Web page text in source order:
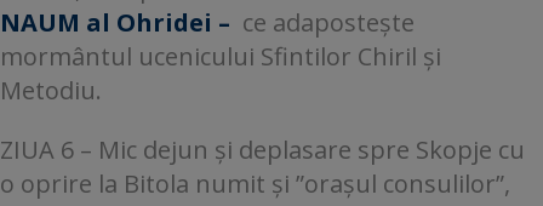
NAUM al Ohridei – ce adapostește
mormântul ucenicului Sfintilor Chiril și
Metodiu.
ZIUA 6 – Mic dejun și deplasare spre Skopje cu
o oprire la Bitola numit și ”orașul consulilor”,